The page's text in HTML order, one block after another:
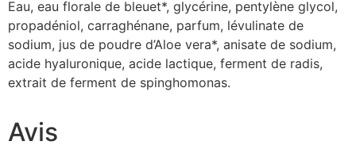
Eau, eau florale de bleuet*, glycérine, pentylène glycol,
propadéniol, carraghénane, parfum, lévulinate de
sodium, jus de poudre d’Aloe vera*, anisate de sodium,
acide hyaluronique, acide lactique, ferment de radis,
extrait de ferment de spinghomonas.
Avis